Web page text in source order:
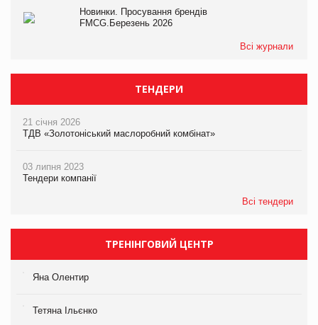
Новинки. Просування брендів
FMCG.Березень 2026
Всі журнали
ТЕНДЕРИ
21 січня 2026
ТДВ «Золотоніський маслоробний комбінат»
03 липня 2023
Тендери компанії
Всі тендери
ТРЕНІНГОВИЙ ЦЕНТР
Яна Олентир
Тетяна Ільєнко